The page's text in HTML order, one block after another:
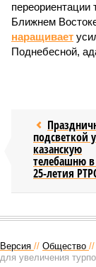
переориентации
Ближнем
наращивает
Поднебесной,
подсветкой
казанскую
телебашню в
25-летия
Версия // Общество //
для увеличения